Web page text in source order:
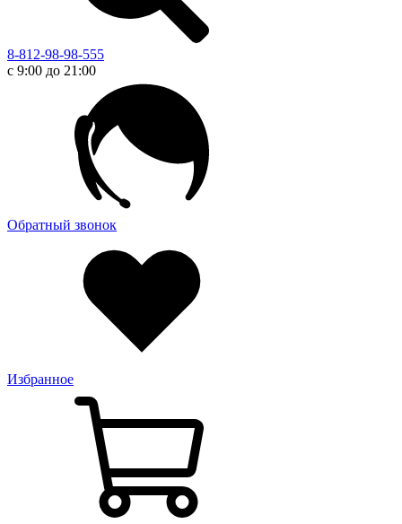
8-812-98-98-555
с 9:00 до 21:00
Обратный звонок
Избранное